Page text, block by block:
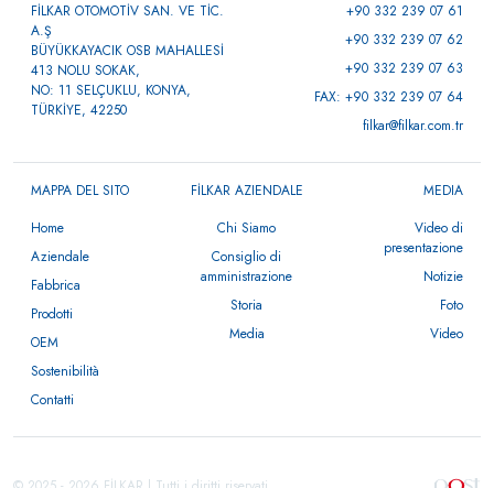
FİLKAR OTOMOTİV SAN. VE TİC.
A.Ş
BÜYÜKKAYACIK OSB MAHALLESİ
413 NOLU SOKAK,
NO: 11 SELÇUKLU, KONYA,
TÜRKİYE, 42250
+90 332 239 07 61
+90 332 239 07 62
+90 332 239 07 63
FAX: +90 332 239 07 64
filkar@filkar.com.tr
MAPPA DEL SITO
Home
Aziendale
Fabbrica
Prodotti
OEM
Sostenibilità
Contatti
FİLKAR AZIENDALE
Chi Siamo
Consiglio di
amministrazione
Storia
Media
MEDIA
Video di
presentazione
Notizie
Foto
Video